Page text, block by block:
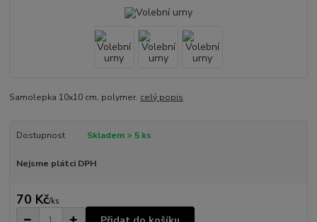
Samolepka 10x10 cm, polymer. celý popis
Dostupnost Skladem > 5 ks
Nejsme plátci DPH
70 Kč/ks